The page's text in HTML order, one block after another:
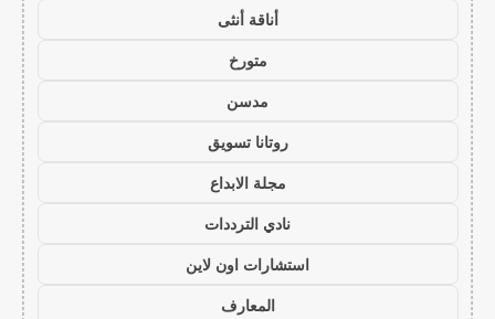
أناقة أنثى
متورخ
مدسن
روتانا تسويق
مجلة الابداع
نادي الترددات
استشارات اون لاين
المعارف